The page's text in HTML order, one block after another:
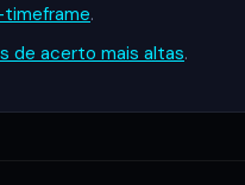
timeframe.
de acerto mais altas.